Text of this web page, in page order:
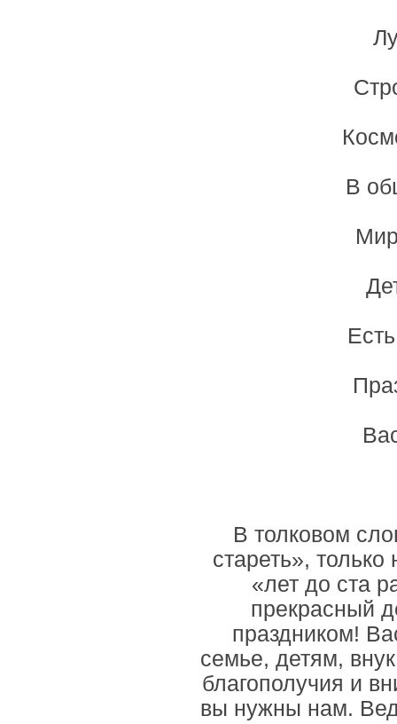
В
В толковом
стареть»,
«лет до ста
прекрасный
праздником!
семье, детям,
благополучия и
вы нужны нам.